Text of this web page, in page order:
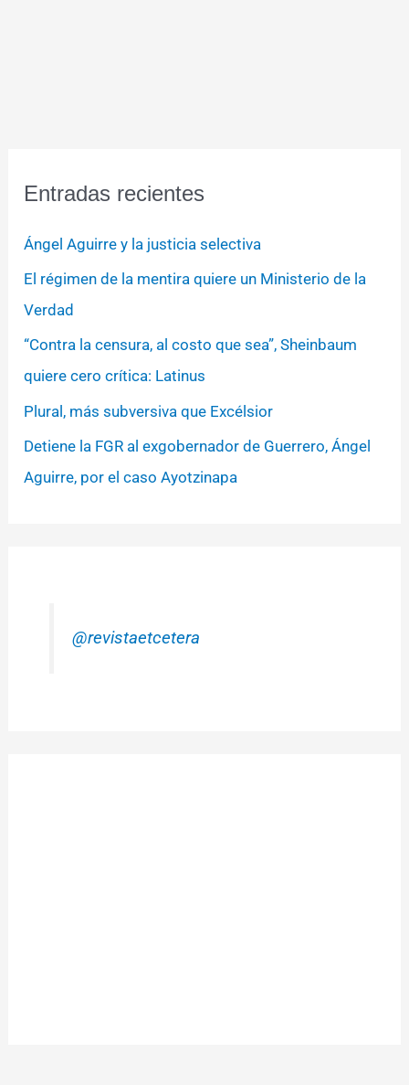
Entradas recientes
Ángel Aguirre y la justicia selectiva
El régimen de la mentira quiere un Ministerio de la
Verdad
“Contra la censura, al costo que sea”, Sheinbaum
quiere cero crítica: Latinus
Plural, más subversiva que Excélsior
Detiene la FGR al exgobernador de Guerrero, Ángel
Aguirre, por el caso Ayotzinapa
@revistaetcetera